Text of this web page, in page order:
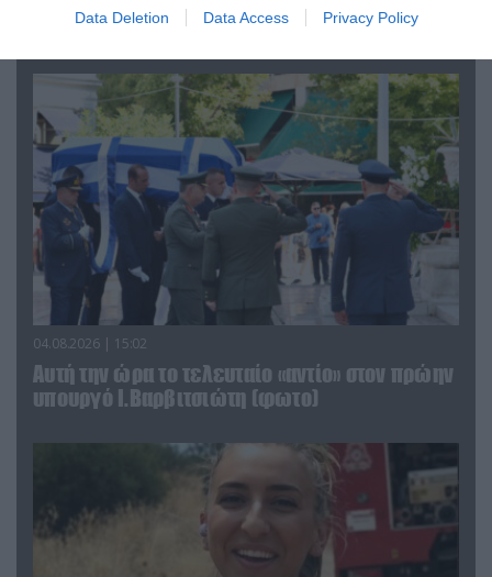
Data Deletion Data Access Privacy Policy
Αττικής (φωτο)
04.08.2026 | 15:02
Αυτή την ώρα το τελευταίο «αντίο» στον πρώην
υπουργό Ι.Βαρβιτσιώτη (φωτο)